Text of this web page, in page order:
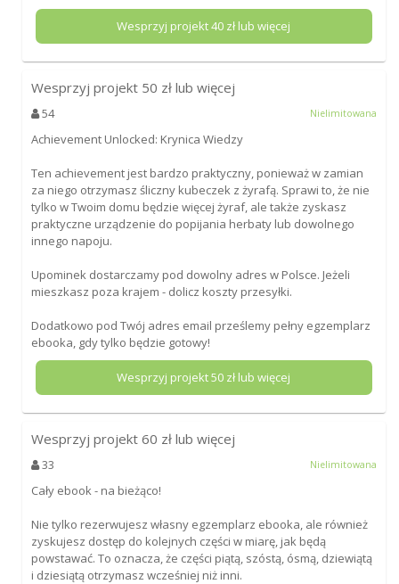
Wesprzyj projekt40 zł lub więcej
Wesprzyj projekt 50 zł lub więcej
54 Nielimitowana
Achievement Unlocked: Krynica Wiedzy
Ten achievement jest bardzo praktyczny, ponieważ w zamian
za niego otrzymasz śliczny kubeczek z żyrafą. Sprawi to, że nie
tylko w Twoim domu będzie więcej żyraf, ale także zyskasz
praktyczne urządzenie do popijania herbaty lub dowolnego
innego napoju.
Upominek dostarczamy pod dowolny adres w Polsce. Jeżeli
mieszkasz poza krajem - dolicz koszty przesyłki.
Dodatkowo pod Twój adres email prześlemy pełny egzemplarz
ebooka, gdy tylko będzie gotowy!
Wesprzyj projekt50 zł lub więcej
Wesprzyj projekt 60 zł lub więcej
33 Nielimitowana
Cały ebook - na bieżąco!
Nie tylko rezerwujesz własny egzemplarz ebooka, ale również
zyskujesz dostęp do kolejnych części w miarę, jak będą
powstawać. To oznacza, że części piątą, szóstą, ósmą, dziewiątą
i dziesiątą otrzymasz wcześniej niż inni.